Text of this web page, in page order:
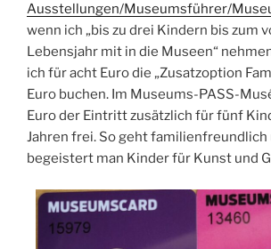
Ausstellungen/Museumsführer/
wenn ich „bis zu drei Kindern bis zum
Lebensjahr mit in die Museen“
ich für acht Euro die „Zusatzoption
Euro buchen. Im Museums-PASS-
Euro der Eintritt zusätzlich für fünf
Jahren frei. So geht familienfreundlich
begeistert man Kinder für Kunst und